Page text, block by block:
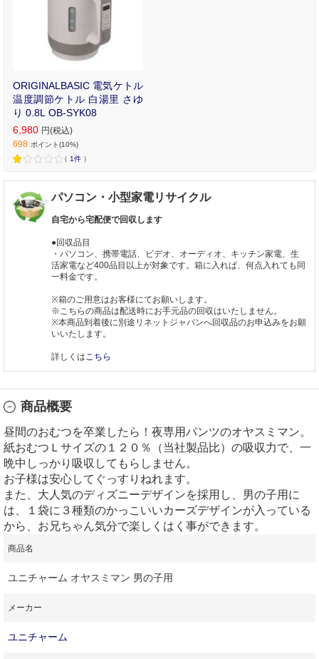
ORIGINALBASIC 電気ケトル
温度調節ケトル 白湯里 さゆ
り 0.8L OB-SYK08
6,980 円(税込)
698 ポイント(10%)
（ 1件 ）
パソコン・小型家電リサイクル
自宅から宅配便で回収します
●回収品目
・パソコン、携帯電話、ビデオ、オーディオ、キッチン家電、生
活家電など400品目以上が対象です。箱に入れば、何点入れても同
一料金です。
※箱のご用意はお客様にてお願いします。
※こちらの商品は配送時にお手元品の回収はいたしません。
※本商品到着後に別途リネットジャパンへ回収品のお申込みをお願
いいたします。
詳しくは こちら
商品概要
昼間のおむつを卒業したら！夜専用パンツのオヤスミマン。
紙おむつＬサイズの１２０％（当社製品比）の吸収力で、一
晩中しっかり吸収してもらしません。
お子様は安心してぐっすりねれます。
また、大人気のディズニーデザインを採用し、男の子用に
は、１袋に３種類のかっこいいカーズデザインが入っている
から、お兄ちゃん気分で楽しくはく事ができます。
商品名
ユニチャーム オヤスミマン 男の子用
メーカー
ユニチャーム